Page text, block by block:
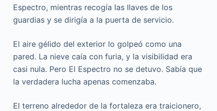
Espectro, mientras recogía las llaves de los
guardias y se dirigía a la puerta de servicio.
El aire gélido del exterior lo golpeó como una
pared. La nieve caía con furia, y la visibilidad era
casi nula. Pero El Espectro no se detuvo. Sabía que
la verdadera lucha apenas comenzaba.
El terreno alrededor de la fortaleza era traicionero,